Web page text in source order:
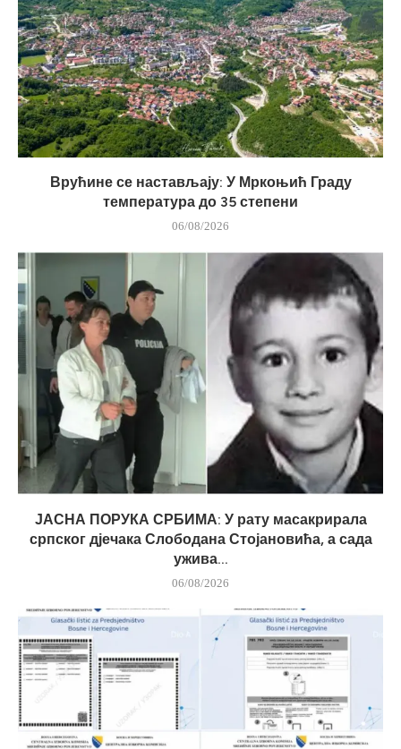
Врућине се настављају: У Мркоњић Граду
температура до 35 степени
06/08/2026
ЈАСНА ПОРУКА СРБИМА: У рату масакрирала
српског дјечака Слободана Стојановића, а сада
ужива...
06/08/2026